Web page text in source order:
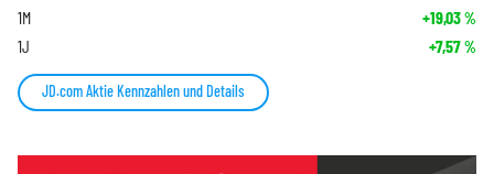
1M +19,03%
1J +7,57%
JD.com Aktie Kennzahlen und Details